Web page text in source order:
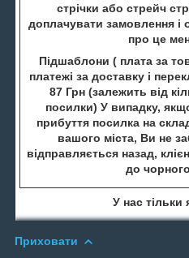
стрічки або стрейч
доплачувати замовлення і
про це
Підшаблони ( плата за
платежі за доставку і
87 Грн (залежить від
посилки) У випадку,
прибуття посилка на
вашого міста, Ви не
відправляється назад,
до
У нас тільки
Приховати